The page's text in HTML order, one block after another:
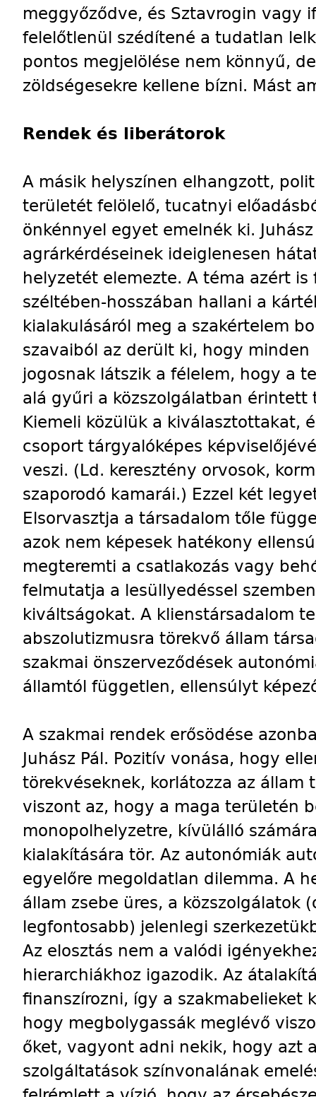
meggyőződve, és Sztavrogin vagy
felelőtlenül szédítené a tudatlan
pontos megjelölése nem könnyű,
zöldségesekre kellene bízni. Mást
Rendek és liberátorok
A másik helyszínen elhangzott,
területét felölelő, tucatnyi
önkénnyel egyet emelnék ki.
agrárkérdéseinek ideiglenesen
helyzetét elemezte. A téma azért
széltében-hosszában hallani a
kialakulásáról meg a szakértelem
szavaiból az derült ki, hogy minden
jogosnak látszik a félelem, hogy a
alá gyűri a közszolgálatban érintett
Kiemeli közülük a kiválasztottakat,
csoport tárgyalóképes
veszi. (Ld. keresztény orvosok,
szaporodó kamarái.) Ezzel két
Elsorvasztja a társadalom tőle
azok nem képesek hatékony
megteremti a csatlakozás vagy
felmutatja a lesüllyedéssel
kiváltságokat. A klienstársadalom
abszolutizmusra törekvő állam
szakmai önszerveződések
államtól független, ellensúlyt
A szakmai rendek erősödése
Juhász Pál. Pozitív vonása, hogy
törekvéseknek, korlátozza az
viszont az, hogy a maga területén
monopolhelyzetre, kívülálló
kialakítására tör. Az autonómiák
egyelőre megoldatlan dilemma. A
állam zsebe üres, a közszolgálatok
legfontosabb) jelenlegi
Az elosztás nem a valódi
hierarchiákhoz igazodik. Az
finanszírozni, így a szakmabelieket
hogy megbolygassák meglévő
őket, vagyont adni nekik, hogy azt
szolgáltatások színvonalának